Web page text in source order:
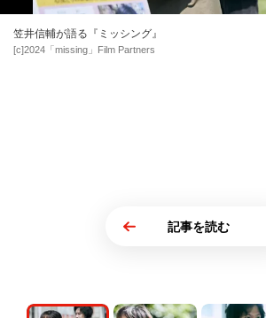
笠井信輔が語る『ミッシング』
[c]2024「missing」Film Partners
記事を読む